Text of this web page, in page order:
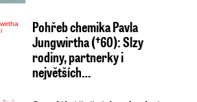
Pohřeb chemika Pavla
Jungwirtha (†60): Slzy
rodiny, partnerky i
největších…